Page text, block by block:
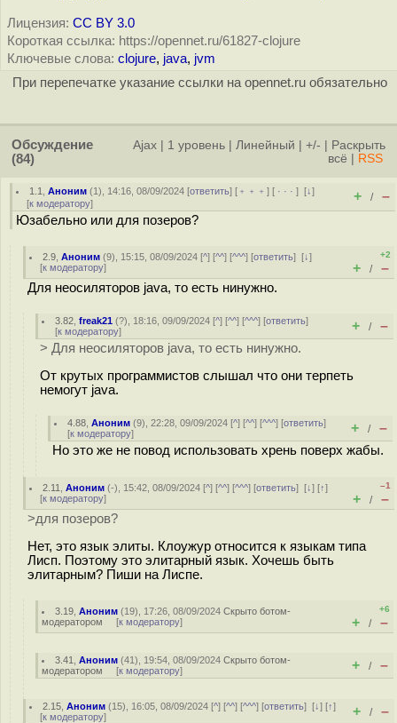
Лицензия: CC BY 3.0
Короткая ссылка: https://opennet.ru/61827-clojure
Ключевые слова: clojure, java, jvm
При перепечатке указание ссылки на opennet.ru обязательно
Обсуждение
(84)
Ajax 1 уровень Линейный +/-
Раскрыть
всё
RSS
1.1 ,Аноним (1), 14:16, 08/09/2024 [ответить] [ ﹢﹢﹢] [ · · ·][↓]
[к модератору] + / –
Юзабельно или для позеров?
2.9 ,Аноним (9), 15:15, 08/09/2024 [^] [^^] [^^^] [ответить][↓]
[к модератору]
+2
+ / –
Для неосиляторов java, то есть нинужно.
3.82 ,freak21 (?), 18:16, 09/09/2024 [^] [^^] [^^^] [ответить]
[к модератору] + / –
> Для неосиляторов java, то есть нинужно.
От крутых программистов слышал что они терпеть
немогут java.
4.88 ,Аноним (9), 22:28, 09/09/2024 [^] [^^] [^^^] [ответить]
[к модератору] + / –
Но это же не повод использовать хрень поверх жабы.
2.11 ,Аноним (-), 15:42, 08/09/2024 [^] [^^] [^^^] [ответить][↓] [↑]
[к модератору]
–1
+ / –
>для позеров?
Нет, это язык элиты. Клоужур относится к языкам типа
Лисп. Поэтому это элитарный язык. Хочешь быть
элитарным? Пиши на Лиспе.
3.19 ,Аноним (19), 17:26, 08/09/2024Скрыто ботом-
модератором [к модератору]
+6
+ / –
3.41 ,Аноним (41), 19:54, 08/09/2024Скрыто ботом-
модератором [к модератору] + / –
2.15 ,Аноним (15), 16:05, 08/09/2024 [^] [^^] [^^^] [ответить][↓] [↑]
[к модератору] + / –